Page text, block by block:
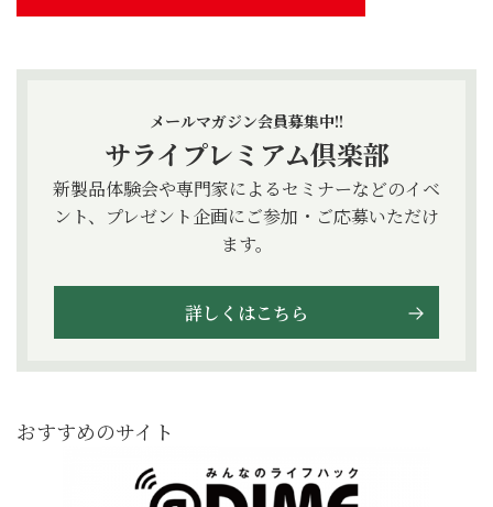
メールマガジン会員募集中!!
サライプレミアム倶楽部
新製品体験会や専門家によるセミナーなどのイベ
ント、プレゼント企画にご参加・ご応募いただけ
ます。
詳しくはこちら
おすすめのサイト